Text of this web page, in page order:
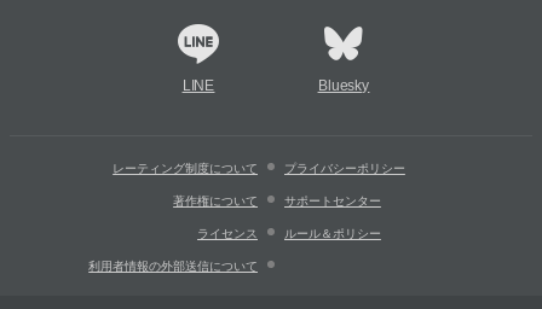
LINE Bluesky
レーティング制度について プライバシーポリシー
著作権について サポートセンター
ライセンス ルール＆ポリシー
利用者情報の外部送信について